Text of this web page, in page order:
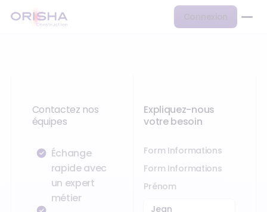
Connexion
Contactez nos
équipes
Échange
rapide avec
un expert
métier
Expliquez-nous
votre besoin
Form Informations
Form Informations
Prénom